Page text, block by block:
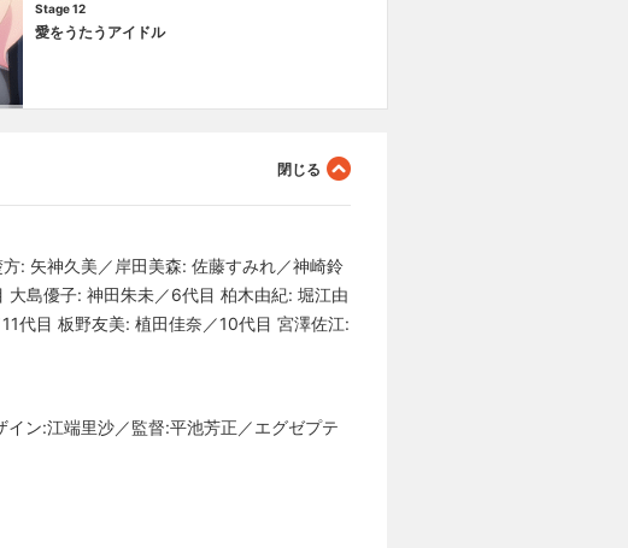
Stage 12
愛をうたうアイドル
: 矢神久美／岸田美森: 佐藤すみれ／神崎鈴
島優子: 神田朱未／6代目 柏木由紀: 堀江由
代目 板野友美: 植田佳奈／10代目 宮澤佐江:
ン:江端里沙／監督:平池芳正／エグゼプテ